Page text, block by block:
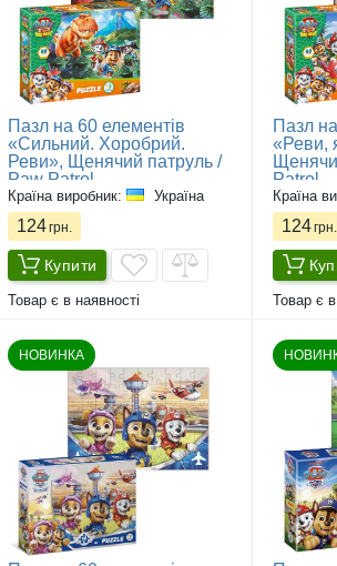
Пазл на 60 елементів
«Сильний. Хоробрий.
Реви», Щенячий патруль /
Paw Patrol
Країна виробник: Україна
124грн.
Купити
Товар є в наявності
Пазл
«Реви,
Patrol
Країна
124грн.
Товар є в
НОВИНКА